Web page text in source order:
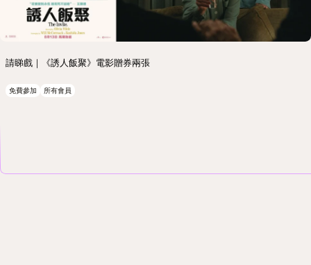
請睇戲｜《誘人飯聚》電影贈券兩張
免費參加 所有會員